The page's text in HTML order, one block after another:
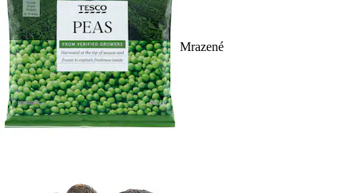
Mrazené